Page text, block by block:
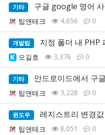
기타 구글 google 영어
팁앤테크 4,656 0
개발팁 지정 폴더 내 PHP
오길호 3,376 0
기타 안드로이드에서 구
팁앤테크 3,228 0
윈도우 레지스트리 변경
팁앤테크 8,051 0